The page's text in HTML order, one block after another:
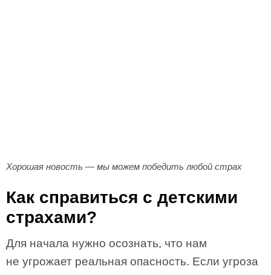
Хорошая новость — мы можем победить любой страх
Как справиться с детскими
страхами?
Для начала нужно осознать, что нам
не угрожает реальная опасность. Если угроза